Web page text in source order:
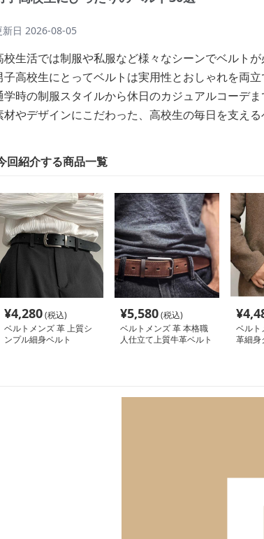
新日 2026-08-05
校生活では制服や私服など様々なシーンでベルトが
子高校生にとってベルトは実用性とおしゃれを両立
学時の制服スタイルから休日のカジュアルコーデ
材やデザインにこだわった、高校生の毎日を支える
回紹介する商品一覧
¥4,280(税込)
ベルトメンズ 革 上質シ
ンプル細身ベルト
¥5,580(税込)
ベルトメンズ 革 本格職
人仕立て上質牛革ベルト
¥
ベルト
革細身